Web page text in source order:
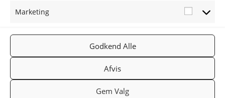
Marketing
Godkend Alle
Afvis
Gem Valg
T
TWINHEA
Gå til
Twinheat.
dk
nyhedsbr